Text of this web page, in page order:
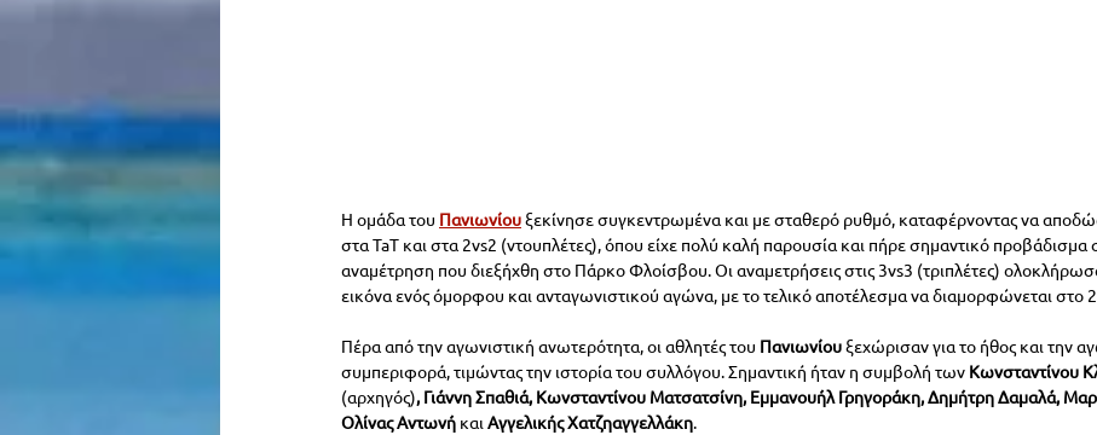
Η ομάδα του Πανιωνίουξεκίνησε συγκεντρωμένα και με σταθερό ρυθμό, καταφέρνοντας να
στα TaT και στα 2vs2 (ντουπλέτες), όπου είχε πολύ καλή παρουσία και πήρε σημαντικό προβάδισμα
αναμέτρηση που διεξήχθη στο Πάρκο Φλοίσβου. Οι αναμετρήσεις στις 3vs3 (τριπλέτες)
εικόνα ενός όμορφου και ανταγωνιστικού αγώνα, με το τελικό αποτέλεσμα να διαμορφώνεται στο
Πέρα από την αγωνιστική ανωτερότητα, οι αθλητές του Πανιωνίου ξεχώρισαν για το ήθος και την
συμπεριφορά, τιμώντας την ιστορία του συλλόγου. Σημαντική ήταν η συμβολή των Κωνσταντίνου
(αρχηγός), Γιάννη Σπαθιά, Κωνσταντίνου Ματσατσίνη, Εμμανουήλ Γρηγοράκη, Δημήτρη Δαμαλά,
Ολίνας Αντωνή και Αγγελικής Χατζηαγγελλάκη.